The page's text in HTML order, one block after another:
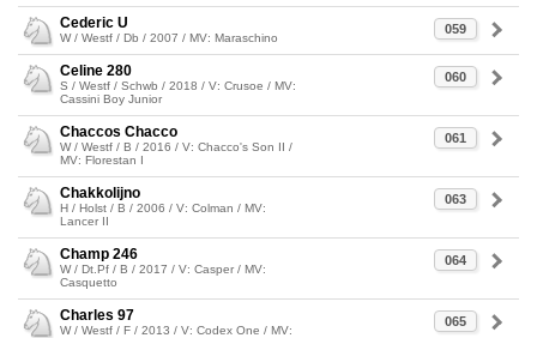
059
Cederic U
W / Westf / Db / 2007 / MV: Maraschino
060
Celine 280
S / Westf / Schwb / 2018 / V: Crusoe / MV:
Cassini Boy Junior
061
Chaccos Chacco
W / Westf / B / 2016 / V: Chacco's Son II /
MV: Florestan I
063
Chakkolijno
H / Holst / B / 2006 / V: Colman / MV:
Lancer II
064
Champ 246
W / Dt.Pf / B / 2017 / V: Casper / MV:
Casquetto
065
Charles 97
W / Westf / F / 2013 / V: Codex One / MV: